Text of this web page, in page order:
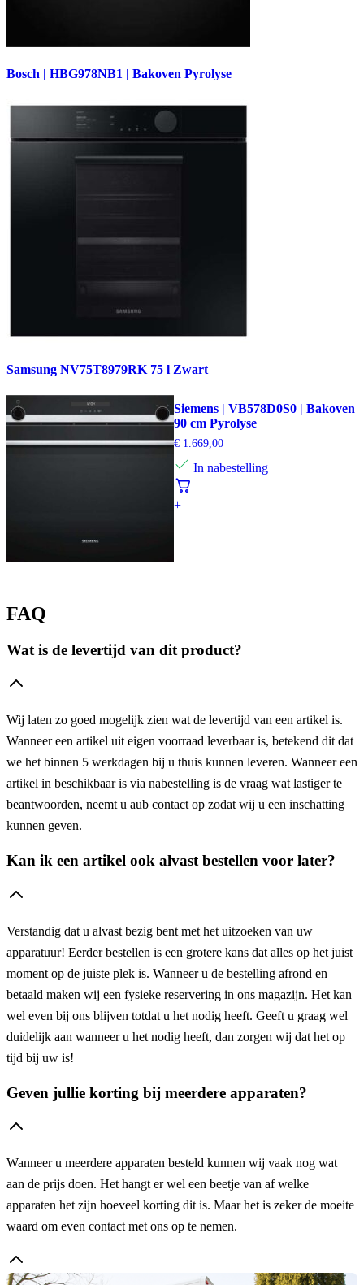
Bosch | HBG978NB1 | Bakoven Pyrolyse
Samsung NV75T8979RK 75 l Zwart
Siemens | VB578D0S0 | Bakoven
90 cm Pyrolyse
€ 1.669,00
In nabestelling
+
FAQ
Wat is de levertijd van dit product?
Wij laten zo goed mogelijk zien wat de levertijd van een artikel is.
Wanneer een artikel uit eigen voorraad leverbaar is, betekend dit dat
we het binnen 5 werkdagen bij u thuis kunnen leveren. Wanneer een
artikel in beschikbaar is via nabestelling is de vraag wat lastiger te
beantwoorden, neemt u aub contact op zodat wij u een inschatting
kunnen geven.
Kan ik een artikel ook alvast bestellen voor later?
Verstandig dat u alvast bezig bent met het uitzoeken van uw
apparatuur! Eerder bestellen is een grotere kans dat alles op het juist
moment op de juiste plek is. Wanneer u de bestelling afrond en
betaald maken wij een fysieke reservering in ons magazijn. Het kan
wel even bij ons blijven totdat u het nodig heeft. Geeft u graag wel
duidelijk aan wanneer u het nodig heeft, dan zorgen wij dat het op
tijd bij uw is!
Geven jullie korting bij meerdere apparaten?
Wanneer u meerdere apparaten besteld kunnen wij vaak nog wat
aan de prijs doen. Het hangt er wel een beetje van af welke
apparaten het zijn hoeveel korting dit is. Maar het is zeker de moeite
waard om even contact met ons op te nemen.